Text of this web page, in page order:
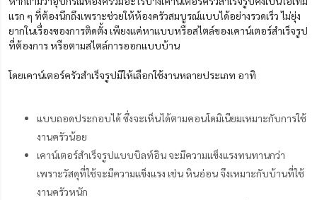
แรก ๆ ที่ต้องนึกถึงเพราะช่วยให้ห้องครัวสมบูรณ์แบบได้อย่างรวดเร็ว ไม่ยุ่ง
ยากในเรื่องของการติดตั้ง เพียงแค่หาแบบหรือสไตล์ของเคาน์เตอร์สำเร็จรูป
ที่ต้องการ หรือตามสไตล์การออกแบบบ้าน
โดยเคาน์เตอร์ครัวสำเร็จรูปมีให้เลือกใช้งานหลายประเภท อาทิ
แบบถอดประกอบได้ ซึ่งจะเห็นได้ตามคอนโดมิเนียมเหมาะกับการใช้
งานครัวน้อย
เคาน์เตอร์สำเร็จรูปแบบบิลท์อิน จะมีความแข็งแรงทนทานกว่า
เพราะวัสดุที่ใช้จะมีความแข็งแรง เช่น หินอ่อน จึงเหมาะกับบ้านที่ใช้
งานครัวหนัก